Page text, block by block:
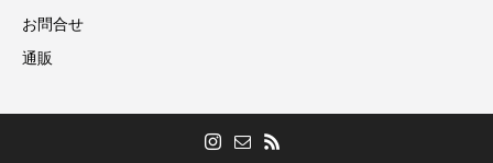
お問合せ
通販